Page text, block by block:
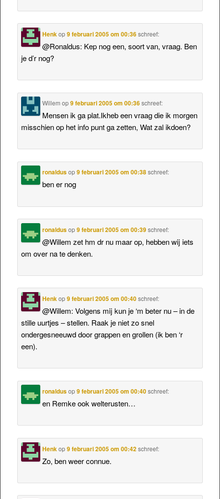
Henkop9 februari 2005 om 00:36 schreef:
@Ronaldus: Kep nog een, soort van, vraag. Ben
je d’r nog?
Willem op9 februari 2005 om 00:36 schreef:
Mensen ik ga plat.Ikheb een vraag die ik morgen
misschien op het info punt ga zetten, Wat zal ikdoen?
ronaldusop9 februari 2005 om 00:38 schreef:
ben er nog
ronaldusop9 februari 2005 om 00:39 schreef:
@Willem zet hm dr nu maar op, hebben wij iets
om over na te denken.
Henkop9 februari 2005 om 00:40 schreef:
@Willem: Volgens mij kun je ‘m beter nu – in de
stille uurtjes – stellen. Raak je niet zo snel
ondergesneeuwd door grappen en grollen (ik ben ‘r
een).
ronaldusop9 februari 2005 om 00:40 schreef:
en Remke ook welterusten…
Henkop9 februari 2005 om 00:42 schreef:
Zo, ben weer connue.